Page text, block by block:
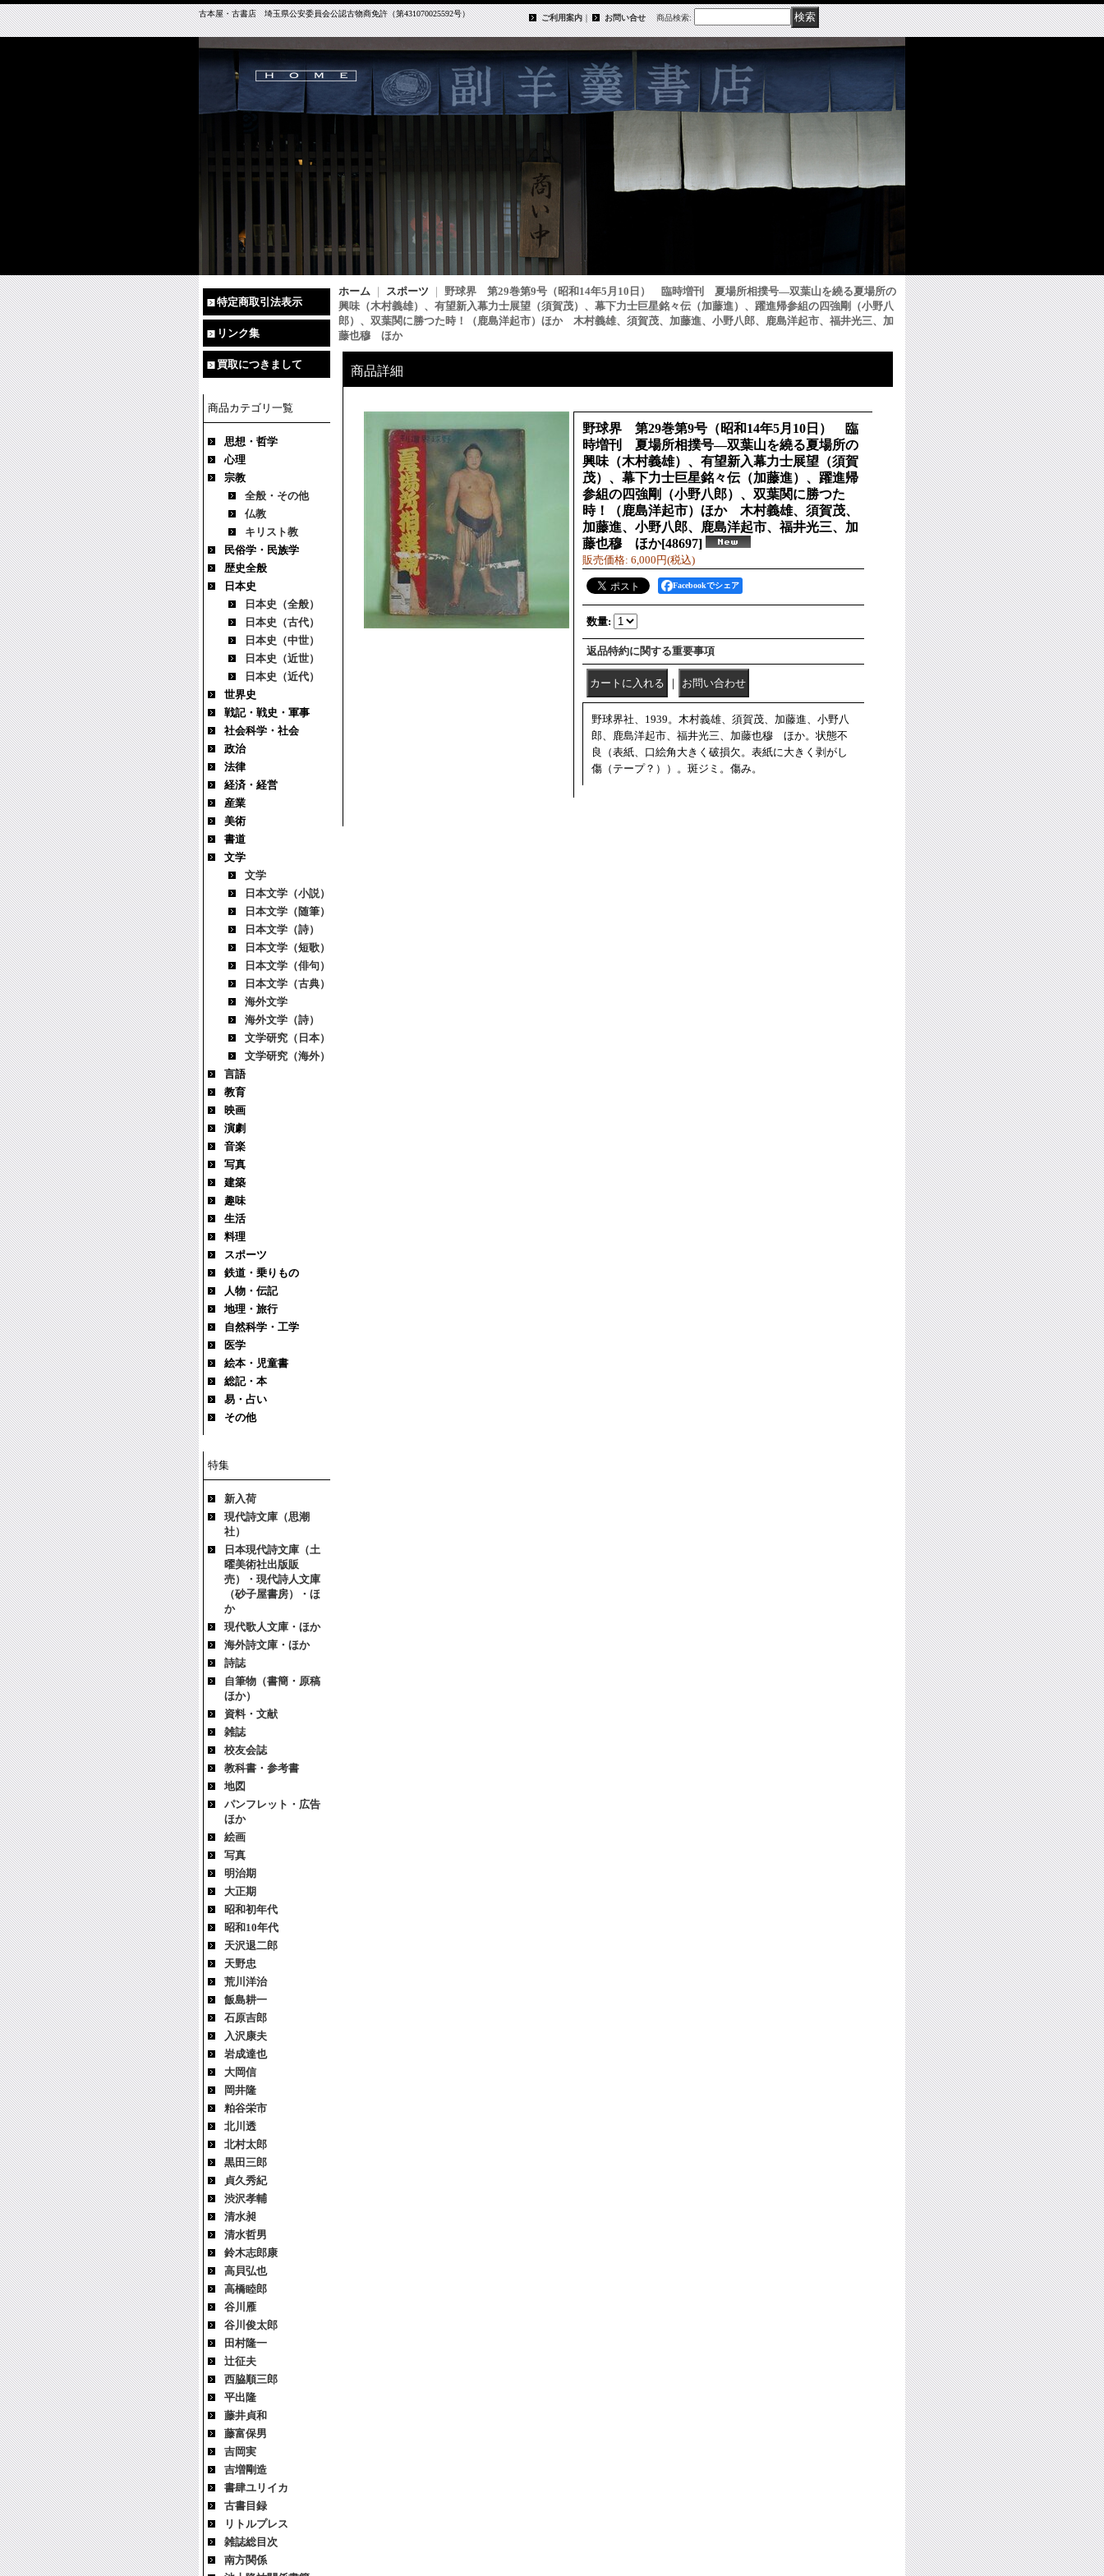
古本屋・古書店 埼玉県公安委員会公認古物商免許（第431070025592号） ご利用案内｜ お問い合せ 商品検索:
特定商取引法表示
リンク集
買取につきまして
商品カテゴリ一覧
思想・哲学
心理
宗教
全般・その他
仏教
キリスト教
民俗学・民族学
歴史全般
日本史
日本史（全般）
日本史（古代）
日本史（中世）
日本史（近世）
日本史（近代）
世界史
戦記・戦史・軍事
社会科学・社会
政治
法律
経済・経営
産業
美術
書道
文学
文学
日本文学（小説）
日本文学（随筆）
日本文学（詩）
日本文学（短歌）
日本文学（俳句）
日本文学（古典）
海外文学
海外文学（詩）
文学研究（日本）
文学研究（海外）
言語
教育
映画
演劇
音楽
写真
建築
趣味
生活
料理
スポーツ
鉄道・乗りもの
人物・伝記
地理・旅行
自然科学・工学
医学
絵本・児童書
総記・本
易・占い
その他
特集
新入荷
現代詩文庫（思潮
社）
日本現代詩文庫（土
曜美術社出版販
売）・現代詩人文庫
（砂子屋書房）・ほ
か
現代歌人文庫・ほか
海外詩文庫・ほか
詩誌
自筆物（書簡・原稿
ほか）
資料・文献
雑誌
校友会誌
教科書・参考書
地図
パンフレット・広告
ほか
絵画
写真
明治期
大正期
昭和初年代
昭和10年代
天沢退二郎
天野忠
荒川洋治
飯島耕一
石原吉郎
入沢康夫
岩成達也
大岡信
岡井隆
粕谷栄市
北川透
北村太郎
黒田三郎
貞久秀紀
渋沢孝輔
清水昶
清水哲男
鈴木志郎康
高貝弘也
高橋睦郎
谷川雁
谷川俊太郎
田村隆一
辻征夫
西脇順三郎
平出隆
藤井貞和
藤富保男
吉岡実
吉増剛造
書肆ユリイカ
古書目録
リトルプレス
雑誌総目次
南方関係
ホーム スポーツ
野球界 第29巻第9号（昭和14年5月10日） 臨時増刊 夏場所相撲号―双葉山を繞る夏場所の
興味（木村義雄）、有望新入幕力士展望（須賀茂）、幕下力士巨星銘々伝（加藤進）、躍進帰参組の四強剛（小野八
郎）、双葉関に勝つた時！（鹿島洋起市）ほか 木村義雄、須賀茂、加藤進、小野八郎、鹿島洋起市、福井光三、加
藤也穆 ほか
商品詳細
野球界 第29巻第9号（昭和14年5月10日） 臨
時増刊 夏場所相撲号―双葉山を繞る夏場所の
興味（木村義雄）、有望新入幕力士展望（須賀
茂）、幕下力士巨星銘々伝（加藤進）、躍進帰
参組の四強剛（小野八郎）、双葉関に勝つた
時！（鹿島洋起市）ほか 木村義雄、須賀茂、
加藤進、小野八郎、鹿島洋起市、福井光三、加
藤也穆 ほか[48697]
販売価格: 6,000円(税込)
Facebookでシェア
数量:
返品特約に関する重要事項
｜
野球界社、1939。木村義雄、須賀茂、加藤進、小野八
郎、鹿島洋起市、福井光三、加藤也穆 ほか。状態不
良（表紙、口絵角大きく破損欠。表紙に大きく剥がし
傷（テープ？））。斑ジミ。傷み。